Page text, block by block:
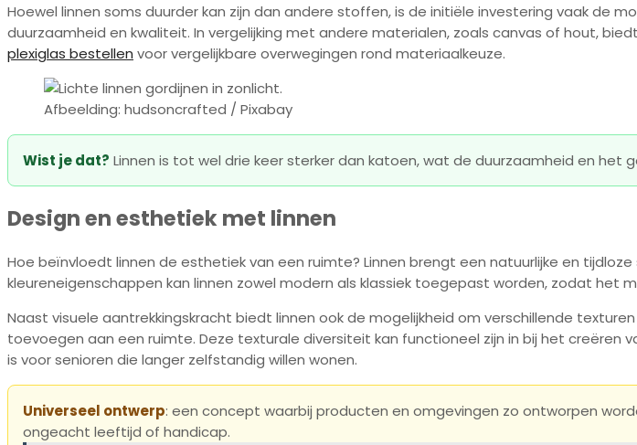
Hoewel linnen soms duurder kan zijn dan andere stoffen, is de initiële investering vaak de
duurzaamheid en kwaliteit. In vergelijking met andere materialen, zoals canvas of hout,
plexiglas bestellen voor vergelijkbare overwegingen rond materiaalkeuze.
Afbeelding: hudsoncrafted / Pixabay
Wist je dat? Linnen is tot wel drie keer sterker dan katoen, wat de duurzaamheid en het
Design en esthetiek met linnen
Hoe beïnvloedt linnen de esthetiek van een ruimte? Linnen brengt een natuurlijke en tijdloze
kleureneigenschappen kan linnen zowel modern als klassiek toegepast worden, zodat het
Naast visuele aantrekkingskracht biedt linnen ook de mogelijkheid om verschillende
toevoegen aan een ruimte. Deze texturale diversiteit kan functioneel zijn in bij het creëren
is voor senioren die langer zelfstandig willen wonen.
Universeel ontwerp: een concept waarbij producten en omgevingen zo ontworpen
ongeacht leeftijd of handicap.